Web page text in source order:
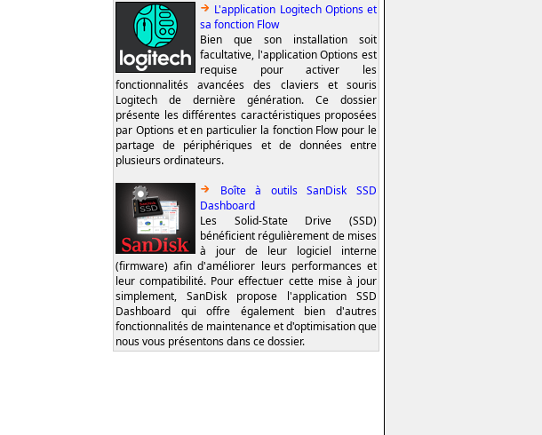
L'application Logitech Options et
sa fonction Flow
Bien que son installation soit
facultative, l'application Options est
requise pour activer les
fonctionnalités avancées des claviers et souris
Logitech de dernière génération. Ce dossier
présente les différentes caractéristiques proposées
par Options et en particulier la fonction Flow pour le
partage de périphériques et de données entre
plusieurs ordinateurs.
Boîte à outils SanDisk SSD
Dashboard
Les Solid-State Drive (SSD)
bénéficient régulièrement de mises
à jour de leur logiciel interne
(firmware) afin d'améliorer leurs performances et
leur compatibilité. Pour effectuer cette mise à jour
simplement, SanDisk propose l'application SSD
Dashboard qui offre également bien d'autres
fonctionnalités de maintenance et d'optimisation que
nous vous présentons dans ce dossier.